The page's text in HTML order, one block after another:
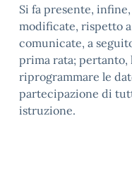
Si fa presente,
modificate, rispetto
comunicate, a
prima rata; pertanto,
riprogrammare le
partecipazione di
istruzione.